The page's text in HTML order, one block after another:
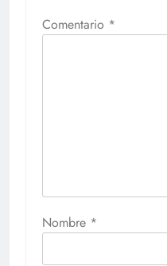
Comentario *
Nombre *